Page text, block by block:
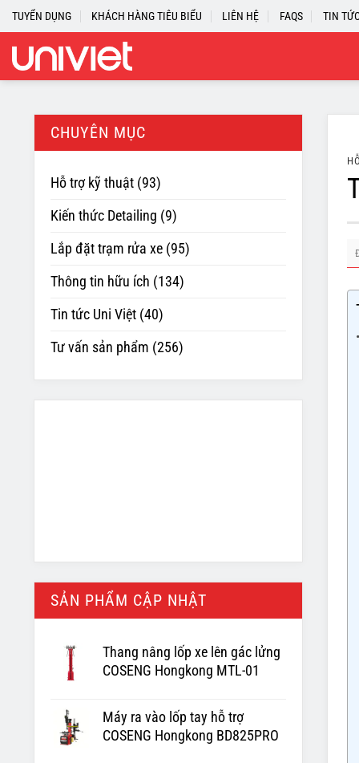
Skip
to
content
TUYỂN DỤNG KHÁCH HÀNG TIÊU BIỂU LIÊN HỆ FAQS TIN
CHUYÊN MỤC
Hỗ trợ kỹ thuật (93)
Kiến thức Detailing (9)
Lắp đặt trạm rửa xe (95)
Thông tin hữu ích (134)
Tin tức Uni Việt (40)
Tư vấn sản phẩm (256)
SẢN PHẨM CẬP NHẬT
Thang nâng lốp xe lên gác lửng
COSENG Hongkong MTL-01
Máy ra vào lốp tay hỗ trợ
COSENG Hongkong BD825PRO